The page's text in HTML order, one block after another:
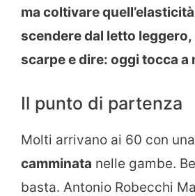
ma coltivare
scendere dal letto
scarpe e dire: oggi tocca a
Il punto di partenza
Molti arrivano ai 60 con
camminata nelle gambe.
basta. Antonio Robecchi